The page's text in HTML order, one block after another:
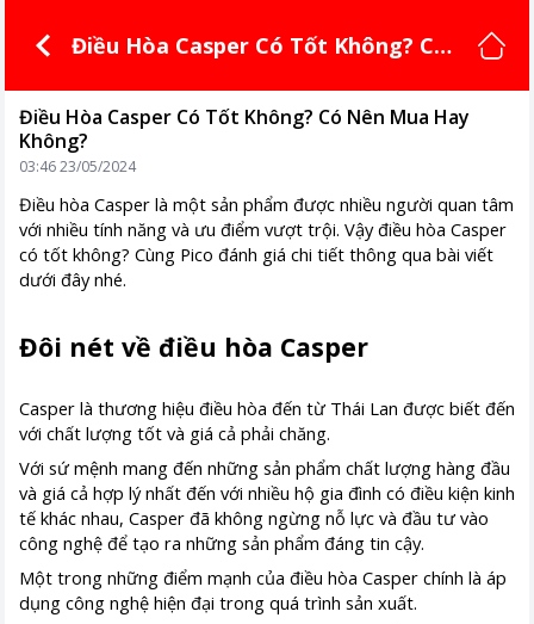
Điều Hòa Casper Có Tốt Không? Có
Điều Hòa Casper Có Tốt Không? Có Nên Mua Hay
Không?
03:46 23/05/2024
Điều hòa Casper là một sản phẩm được nhiều người quan tâm
với nhiều tính năng và ưu điểm vượt trội. Vậy điều hòa Casper
có tốt không? Cùng Pico đánh giá chi tiết thông qua bài viết
dưới đây nhé.
Đôi nét về điều hòa Casper
Casper là thương hiệu điều hòa đến từ Thái Lan được biết đến
với chất lượng tốt và giá cả phải chăng.
Với sứ mệnh mang đến những sản phẩm chất lượng hàng đầu
và giá cả hợp lý nhất đến với nhiều hộ gia đình có điều kiện kinh
tế khác nhau, Casper đã không ngừng nỗ lực và đầu tư vào
công nghệ để tạo ra những sản phẩm đáng tin cậy.
Một trong những điểm mạnh của điều hòa Casper chính là áp
dụng công nghệ hiện đại trong quá trình sản xuất.